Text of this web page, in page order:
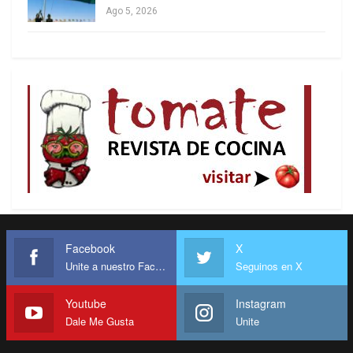
Por otro lado, Estados Unidos envió un
contingente considerable de rescatistas para
medios han difundido imágenes de estos equipos
trabajando codo a codo con el personal
venezolano.
Al mismo tiempo, Trump generó
polémica al
declarar que los venezolanos están felices y
Ago 5, 2026
Facebook
Unite a nuestro Facebook
X
Seguinos en X
Youtube
Dale Me Gusta
Instagram
Unite